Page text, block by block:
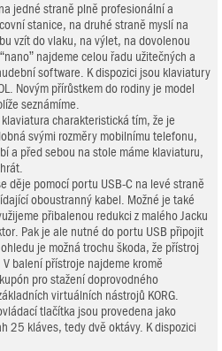
jedné straně plně profesionální a
stanice, na druhé straně myslí na
vzít do vlaku, na výlet, na dovolenou
najdeme celou řadu užitečných a
software. K dispozici jsou klaviatury
Novým přírůstkem do rodiny je model
seznámíme.
charakteristická tím, že je
svými rozměry mobilnímu telefonu,
a před sebou na stole máme klaviaturu,
děje pomocí portu USB-C na levé straně
oboustranný kabel. Možné je také
přibalenou redukci z malého Jacku
Pak je ale nutné do portu USB připojit
je možná trochu škoda, že přístroj
balení přístroje najdeme kromě
pro stažení doprovodného
virtuálních nástrojů KORG.
tlačítka jsou provedena jako
25 kláves, tedy dvě oktávy. K dispozici